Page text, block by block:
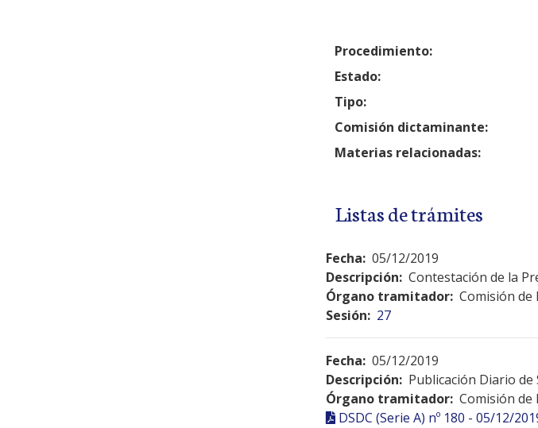
Procedimiento:
Estado:
Tipo:
Comisión dictaminante:
Materias relacionadas:
Listas de trámites
Fecha: 05/12/2019
Descripción: Contestación de la
Órgano tramitador: Comisión de
Sesión: 27
Fecha: 05/12/2019
Descripción: Publicación Diario de
Órgano tramitador: Comisión de
DSDC (Serie A) nº 180 - 05/12/